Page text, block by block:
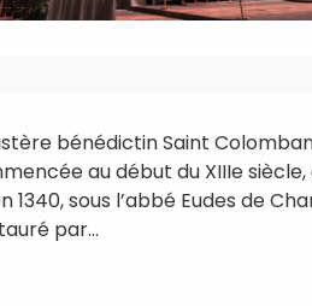
bénédictin Saint
au début du XIIIe siècle,
sous l’abbé Eudes de
par...